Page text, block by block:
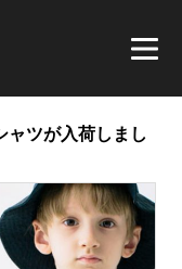
ャツが入荷しまし